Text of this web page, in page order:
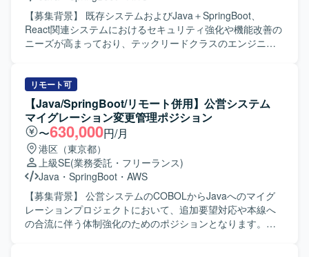
【募集背景】 既存システムおよびJava＋SpringBoot、
React関連システムにおけるセキュリティ強化や機能改善の
ニーズが高まっており、テックリードクラスのエンジニア
およびReact関連システムの脆弱性対応やバージョンアップ
対応を行っていただきます。AIツール（Claude Codeや
Copilot）を活用しながら、開発・テスト・レビュー工程の
効率化を推進していただきます。また、ユーザーと直接コ
ミュニケーションを取り、要件や仕様の調整を行っていた
だきます。現行メンバーと連携しつつ、品質と生産性を意
識した開発をリードしていただきます。 【求める人物像】
技術的なリードだけでなく、ユーザーとのコミュニケーシ
ョンを通じて要件や仕様を整理し、最適な提案ができる方
を求めています。AIツールの活用など新しい技術にも前向
きに取り組み、自ら工夫しながら品質向上と生産性向上を
リモート可
【Java/SpringBoot/リモート併用】公営システム
マイグレーション変更管理ポジション
〜630,000円/月
港区（東京都）
上級SE(業務委託・フリーランス)
Java ・ SpringBoot ・ AWS
【募集背景】 公営システムのCOBOLからJavaへのマイグ
レーションプロジェクトにおいて、追加要望対応や本線へ
の合流に伴う体制強化のためのポジションとなります。